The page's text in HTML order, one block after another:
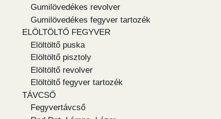
Gumilövedékes revolver
Gumilövedékes fegyver tartozék
ELÖLTÖLTŐ FEGYVER
Elöltöltő puska
Elöltöltő pisztoly
Elöltöltő revolver
Elöltöltő fegyver tartozék
TÁVCSŐ
Fegyvertávcső